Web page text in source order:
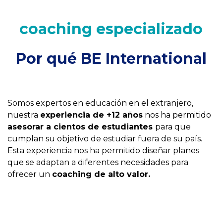
coaching especializado
Por qué BE International
Somos expertos en educación en el extranjero,
nuestra experiencia de +12 años nos ha permitido
asesorar a cientos de estudiantes para que
cumplan su objetivo de estudiar fuera de su país.
Esta experiencia nos ha permitido diseñar planes
que se adaptan a diferentes necesidades para
ofrecer un coaching de alto valor.